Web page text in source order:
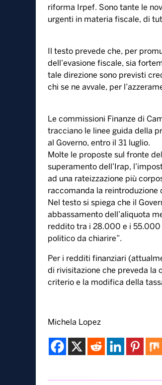
riforma Irpef. Sono tante le
urgenti in materia fiscale, di
Il testo prevede che, per
dell’evasione fiscale, sia
tale direzione sono previsti
chi se ne avvale, per
Le commissioni Finanze di
tracciano le linee guida della
al Governo, entro il 31 luglio.
Molte le proposte sul fronte
superamento dell’Irap,
ad una rateizzazione più
raccomanda la reintroduzione
Nel testo si spiega che il
abbassamento dell’aliquota
reddito tra i 28.000 e i 55.000
politico da chiarire”.
Per i redditi finanziari
di rivisitazione che preveda la
criterio e la modifica della
Michela Lopez